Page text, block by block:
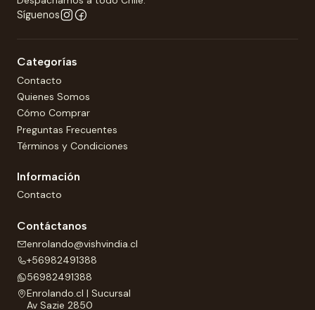
Síguenos
Categorías
Contacto
Quienes Somos
Cómo Comprar
Preguntas Frecuentes
Términos y Condiciones
Información
Contacto
Contáctanos
enrolando@vishvindia.cl
+56982491388
56982491388
Enrolando.cl | Sucursal
Av Sazie 2850